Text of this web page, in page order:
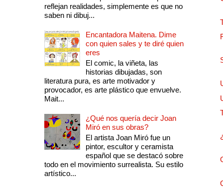
reflejan realidades, simplemente es que no
saben ni dibuj...
Encantadora Maitena. Dime
con quien sales y te diré quien
eres
El comic, la viñeta, las
historias dibujadas, son
literatura pura, es arte motivador y
provocador, es arte plástico que envuelve.
Mait...
¿Qué nos quería decir Joan
Miró en sus obras?
El artista Joan Miró fue un
pintor, escultor y ceramista
español que se destacó sobre
todo en el movimiento surrealista. Su estilo
artístico...